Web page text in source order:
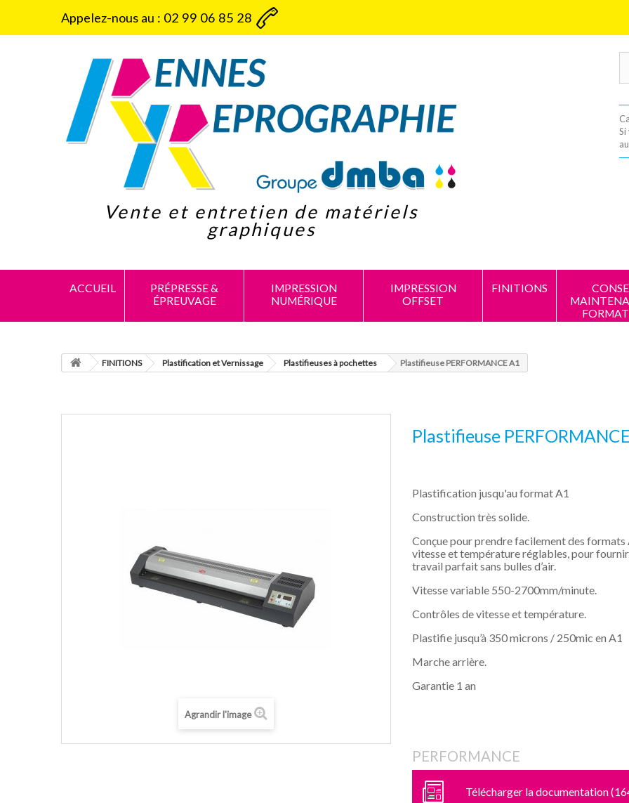
Appelez-nous au : 02 99 06 85 28
Vente et entretien de matériels
graphiques
ACCUEIL
PRÉPRESSE &
ÉPREUVAGE
IMPRESSION
NUMÉRIQUE
IMPRESSION
OFFSET
FINITIONS
FINITIONS Plastification et Vernissage Plastifieuses à pochettes Plastifieuse PERFORMANCE A1
Agrandir l'image
Plastifieuse
Plastification jusqu'au format A1
Construction très solide.
Conçue pour prendre facilement des formats
vitesse et température réglables, pour fournir
travail parfait sans bulles d’air.
Vitesse variable 550-2700mm/minute.
Contrôles de vitesse et température.
Plastifie jusqu’à 350 microns / 250mic en A1
Marche arrière.
Garantie 1 an
PERFORMANCE
Télécharger la documentation